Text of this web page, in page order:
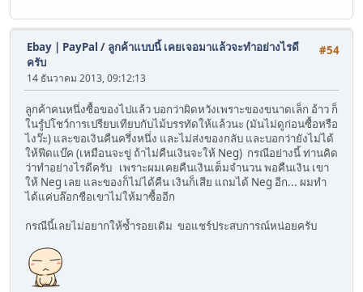
#54
Ebay | PayPal / ลูกค้าแบบนี้ เคยเจอมาแล้วจะทำอย่างไรดี
ครับ
14 ธันวาคม 2013, 09:12:13
ลูกค้าคนหนึ่งซื้อของไปแล้ว บอกว่าผิดหวังเพราะของขนาดเล็ก อ้าว ก็
ในรูํปโชว์การเปรียบเทียบกับไม้บรรทัดให้แล้วนะ (มันไม่ดูก่อนซื้อหรือ
ไงว๊ะ) และขอเงินคืนครึ่งหนึ่ง และไม่ส่งของกลับ และบอกว่ายังไม่ได้
ให้ฟีดแบ๊ค (เหมือนจะขู่ ถ้าไม่คืนเงินจะให้ Neg) กรณีอย่างนี้ ท่านคิด
ว่าทำอย่างไรดีครับ เพราะผมเคยคืนเงินเต็มจำนวน พอคืนเงิน เขา
ให้ Neg เลย และของก็ไม่ได้คืน เงินก็เสีย แถมได้ Neg อีก... ผมทำ
ได้แค่บล๊อกชือเขาไม่ให้มาซื้ออีก
กรณีนี้เลยไม่อยากให้ซ้ำรอยเดิม ขอแชร์ประสบการณ์หน่อยครับ